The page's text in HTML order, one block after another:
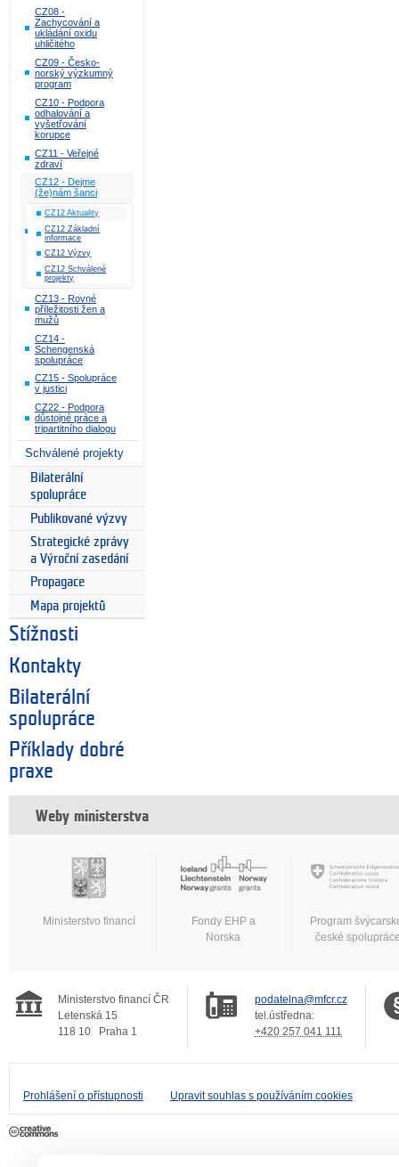
CZ08 -
Zachycování a
ukládání oxidu
uhličitého
CZ09 - Česko-
norský výzkumný
program
CZ10 - Podpora
odhalování a
vyšetřování
korupce
CZ11 - Veřejné
zdraví
CZ12 - Dejme
(že)nám šanci
CZ12 Aktuality
CZ12 Základní
informace
CZ12 Výzvy
CZ12 Schválené
projekty
CZ13 - Rovné
příležitosti žen a
mužů
CZ14 -
Schengenská
spolupráce
CZ15 - Spolupráce
v justici
CZ22 - Podpora
důstojné práce a
tripartitního dialogu
Schválené projekty
Bilaterální
spolupráce
Publikované výzvy
Strategické zprávy
a Výroční zasedání
Propagace
Mapa projektů
Stížnosti
Kontakty
Bilaterální
spolupráce
Příklady dobré
praxe
Weby ministerstva
Ministerstvo financí
Fondy EHP a
Norska
Program
české
Ministerstvo financí ČR
Letenská 15
118 10
Praha 1
podatelna@mfcr.cz
tel.ústředna:
+420 257 041 111
Prohlášení o přístupnosti Upravit souhlas s používáním cookies